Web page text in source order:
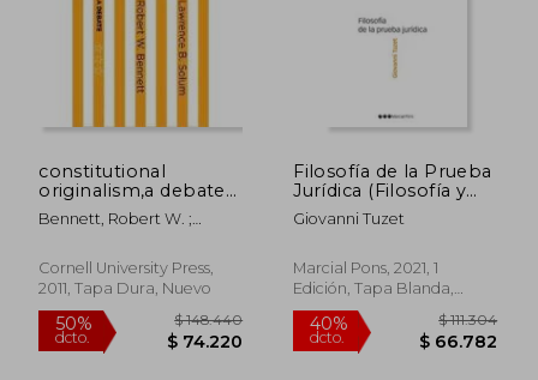
40%
dcto.
$ 77.270 50%
dcto.
$
constitutional
originalism,a debate
(en Inglés)
Bennett, Robert W. ;
Cornell University Press,
2011, Tapa Dura, Nuevo
Filosofía de la Prueba
Jurídica (Filosofía y
Derecho)
Giovanni Tuzet
Marcial Pons, 2021, 1
Edición, Tapa Blanda,
Nuevo